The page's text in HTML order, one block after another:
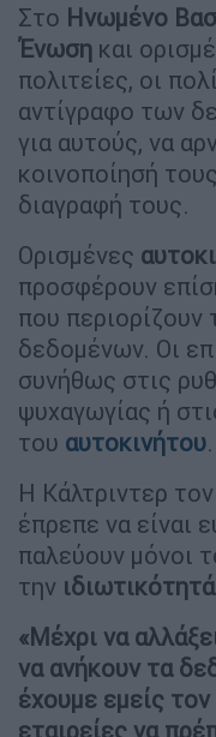
Στο Ηνωμένο
Ένωση και
πολιτείες, οι
αντίγραφο των
για αυτούς, να
κοινοποίησή
διαγραφή τους.
Ορισμένες
προσφέρουν
που περιορίζουν
δεδομένων. Οι
συνήθως στις
ψυχαγωγίας ή
του αυτοκινήτου.
Η Κάλτριντερ
έπρεπε να είναι
παλεύουν μόνοι
την ιδιωτικότητά
«Μέχρι να
να ανήκουν τα
έχουμε εμείς
εταιρείες να